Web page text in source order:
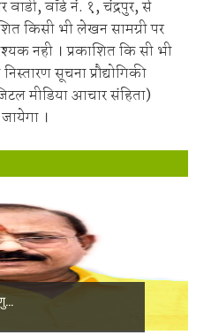
वॉर्ड नं. १, चंद्रपुर, से
किसी भी लेखन सामग्री पर
नही । प्रकाशित कि सी भी
सूचना प्रौद्योगिकी
मीडिया आचार संहिता)
।